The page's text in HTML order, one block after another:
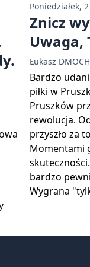
Poniedziałek,
Znicz
Uwaga,
Łukasz
Bardzo
piłki w
Pruszków
rewolucja.
przyszło za
Momentami
bardzo
Wygrana